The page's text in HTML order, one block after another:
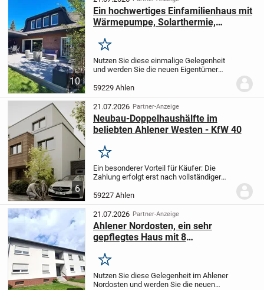
10
Ein hochwertiges Einfamilienhaus mit
Wärmepumpe, Solarthermie,
möglicher zusätzlicher Bebauung.
Merken
Nutzen Sie diese einmalige Gelegenheit
und werden Sie die neuen Eigentümer
freistehenden Einfamilienhauses mit der
Möglichkeit einer zusätzlichen Bebauung
auf dem...
59229 Ahlen
6
21.07.2026 Partner-Anzeige
Neubau-Doppelhaushälfte im
beliebten Ahlener Westen - KfW 40
Merken
Ein besonderer Vorteil für Käufer: Die
Zahlung erfolgt erst nach vollständiger
Dies bietet Ihnen ein hohes Maß an
Sicherheit und Transparenz während der
gesamten...
59227 Ahlen
21.07.2026 Partner-Anzeige
Ahlener Nordosten, ein sehr
gepflegtes Haus mit 8
Trockenboden, Loggien und
Parkmöglichkeit.
Merken
Nutzen Sie diese Gelegenheit im Ahlener
Nordosten und werden Sie die neuen